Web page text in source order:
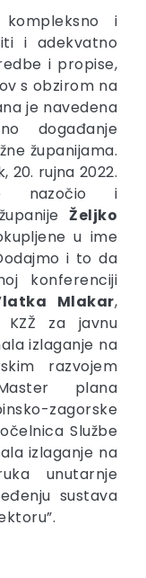
i
i adekvatno
i propise,
s obzirom na
je navedena
događanje
županijama.
20. rujna 2022.
nazočio i
Željko
u ime
i to da
konferenciji
Mlakar,
KZŽ za javnu
izlaganje na
razvojem
plana
zagorske
Službe
izlaganje na
unutarnje
sustava